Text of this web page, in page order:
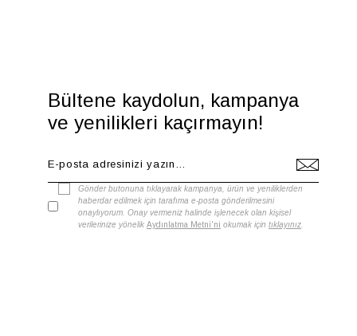
Bültene kaydolun, kampanya
ve yenilikleri kaçırmayın!
Gönder butonuna tıklayarak kampanya, ürün ve yeniliklerden
haberdar edilmek için tarafıma e-posta gönderilmesini
onaylıyorum. Onay vermeniz halinde işlenecek olan kişisel
verilerinize yönelik Aydınlatma Metni'ni okumak için tıklayınız